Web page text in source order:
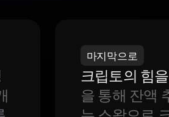
마지막으로
크립토의 힘
을 통해 잔액